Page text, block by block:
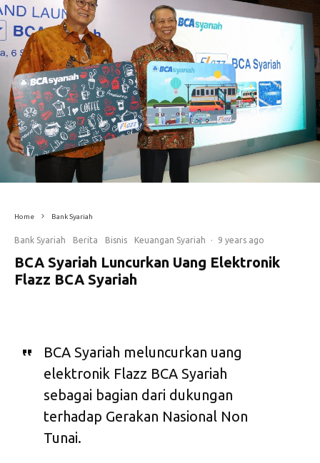
Home Bank Syariah
Bank Syariah Berita Bisnis Keuangan Syariah · 9 years ago
BCA Syariah Luncurkan Uang Elektronik
Flazz BCA Syariah
BCA Syariah meluncurkan uang
elektronik Flazz BCA Syariah
sebagai bagian dari dukungan
terhadap Gerakan Nasional Non
Tunai.